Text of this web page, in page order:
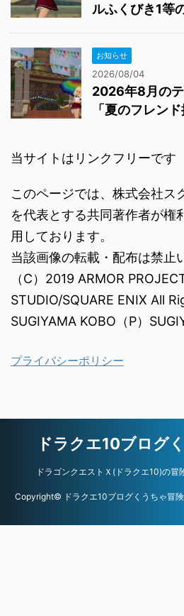
ルふくびき1等
お知らせ
2026/08/04
2026年8月の
「夏のフレン
当サイトはリンクフリーです
このページでは、株式会社ス
を代表とする共同著作者が権
用しております。
当該画像の転載・配布は禁止
（C）2019 ARMOR
STUDIO/SQUARE ENIX All
SUGIYAMA KOBO（P）
プライバシーポリシー
ドラクエ10ブログ
ドラゴンクエストＸ(ドラクエ10)の冒
Copyright© ドラクエ10ブログくうちゃ冒